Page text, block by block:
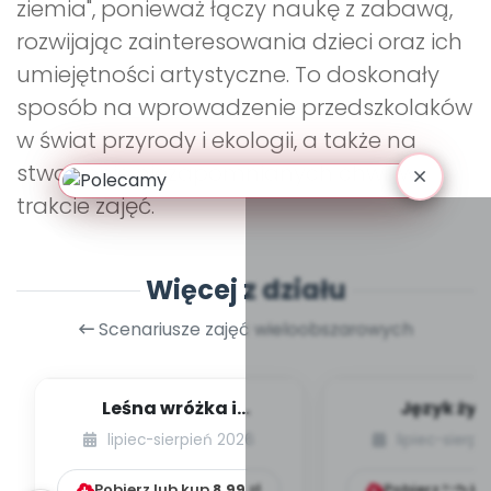
ziemia", ponieważ łączy naukę z zabawą,
rozwijając zainteresowania dzieci oraz ich
umiejętności artystyczne. To doskonały
sposób na wprowadzenie przedszkolaków
w świat przyrody i ekologii, a także na
stworzenie niezapomnianych chwil w
trakcie zajęć.
Więcej z działu
Scenariusze zajęć wieloobszarowych
Leśna wróżka i
przyjaciele
lipiec-sierpień 2026
Język